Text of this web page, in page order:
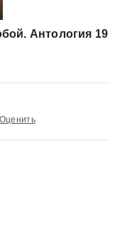
Антология 19